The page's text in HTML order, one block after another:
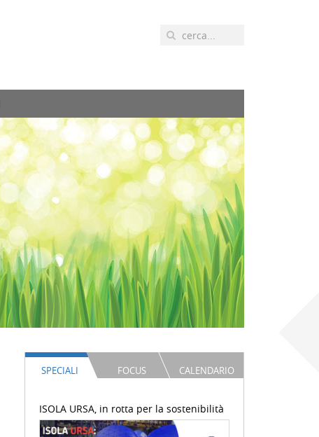
SPECIALI FOCUS CALENDARIO
ISOLA URSA, in rotta per la sostenibilità